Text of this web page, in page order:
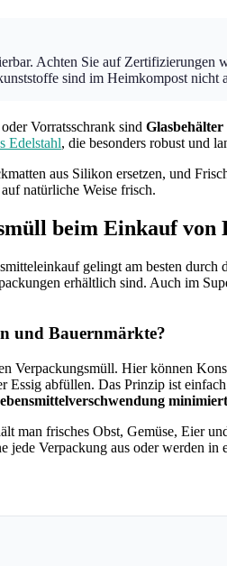
Achten Sie auf
sind im Heimkompost nicht
Vorratsschrank sind Glasbehälter
Edelstahl, die besonders robust und
aus Silikon ersetzen, und
natürliche Weise frisch.
beim Einkauf von
gelingt am besten durch
erhältlich sind. Auch im
und Bauernmärkte?
Verpackungsmüll. Hier können
Essig abfüllen. Das Prinzip ist
minimiert
man frisches Obst, Gemüse, Eier
jede Verpackung aus oder werden